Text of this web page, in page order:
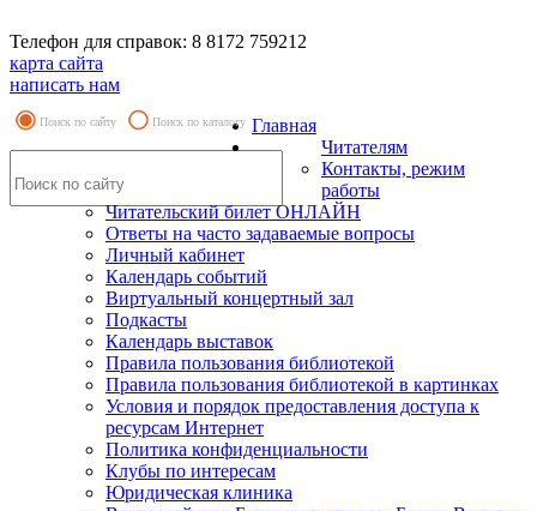
Телефон для справок: 8 8172 759212
карта сайта
написать нам
Поиск по сайту Поиск по каталогу Главная
Читателям
Контакты, режим
работы
Читательский билет ОНЛАЙН
Ответы на часто задаваемые вопросы
Личный кабинет
Календарь событий
Виртуальный концертный зал
Подкасты
Календарь выставок
Правила пользования библиотекой
Правила пользования библиотекой в картинках
Условия и порядок предоставления доступа к
ресурсам Интернет
Политика конфиденциальности
Клубы по интересам
Юридическая клиника